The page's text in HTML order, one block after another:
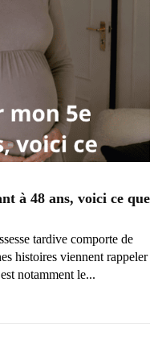
à 48 ans, voici ce que
tardive comporte de
histoires viennent rappeler
notamment le...